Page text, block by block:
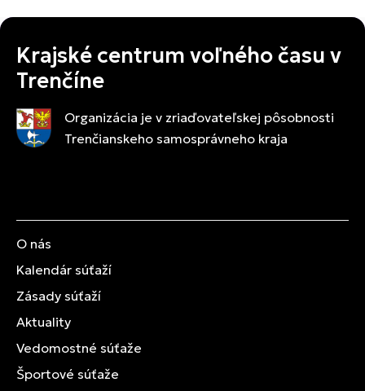
Krajské centrum voľného času v
Trenčíne
Organizácia je v zriaďovateľskej pôsobnosti
Trenčianskeho samosprávneho kraja
O nás
Kalendár súťaží
Zásady súťaží
Aktuality
Vedomostné súťaže
Športové súťaže